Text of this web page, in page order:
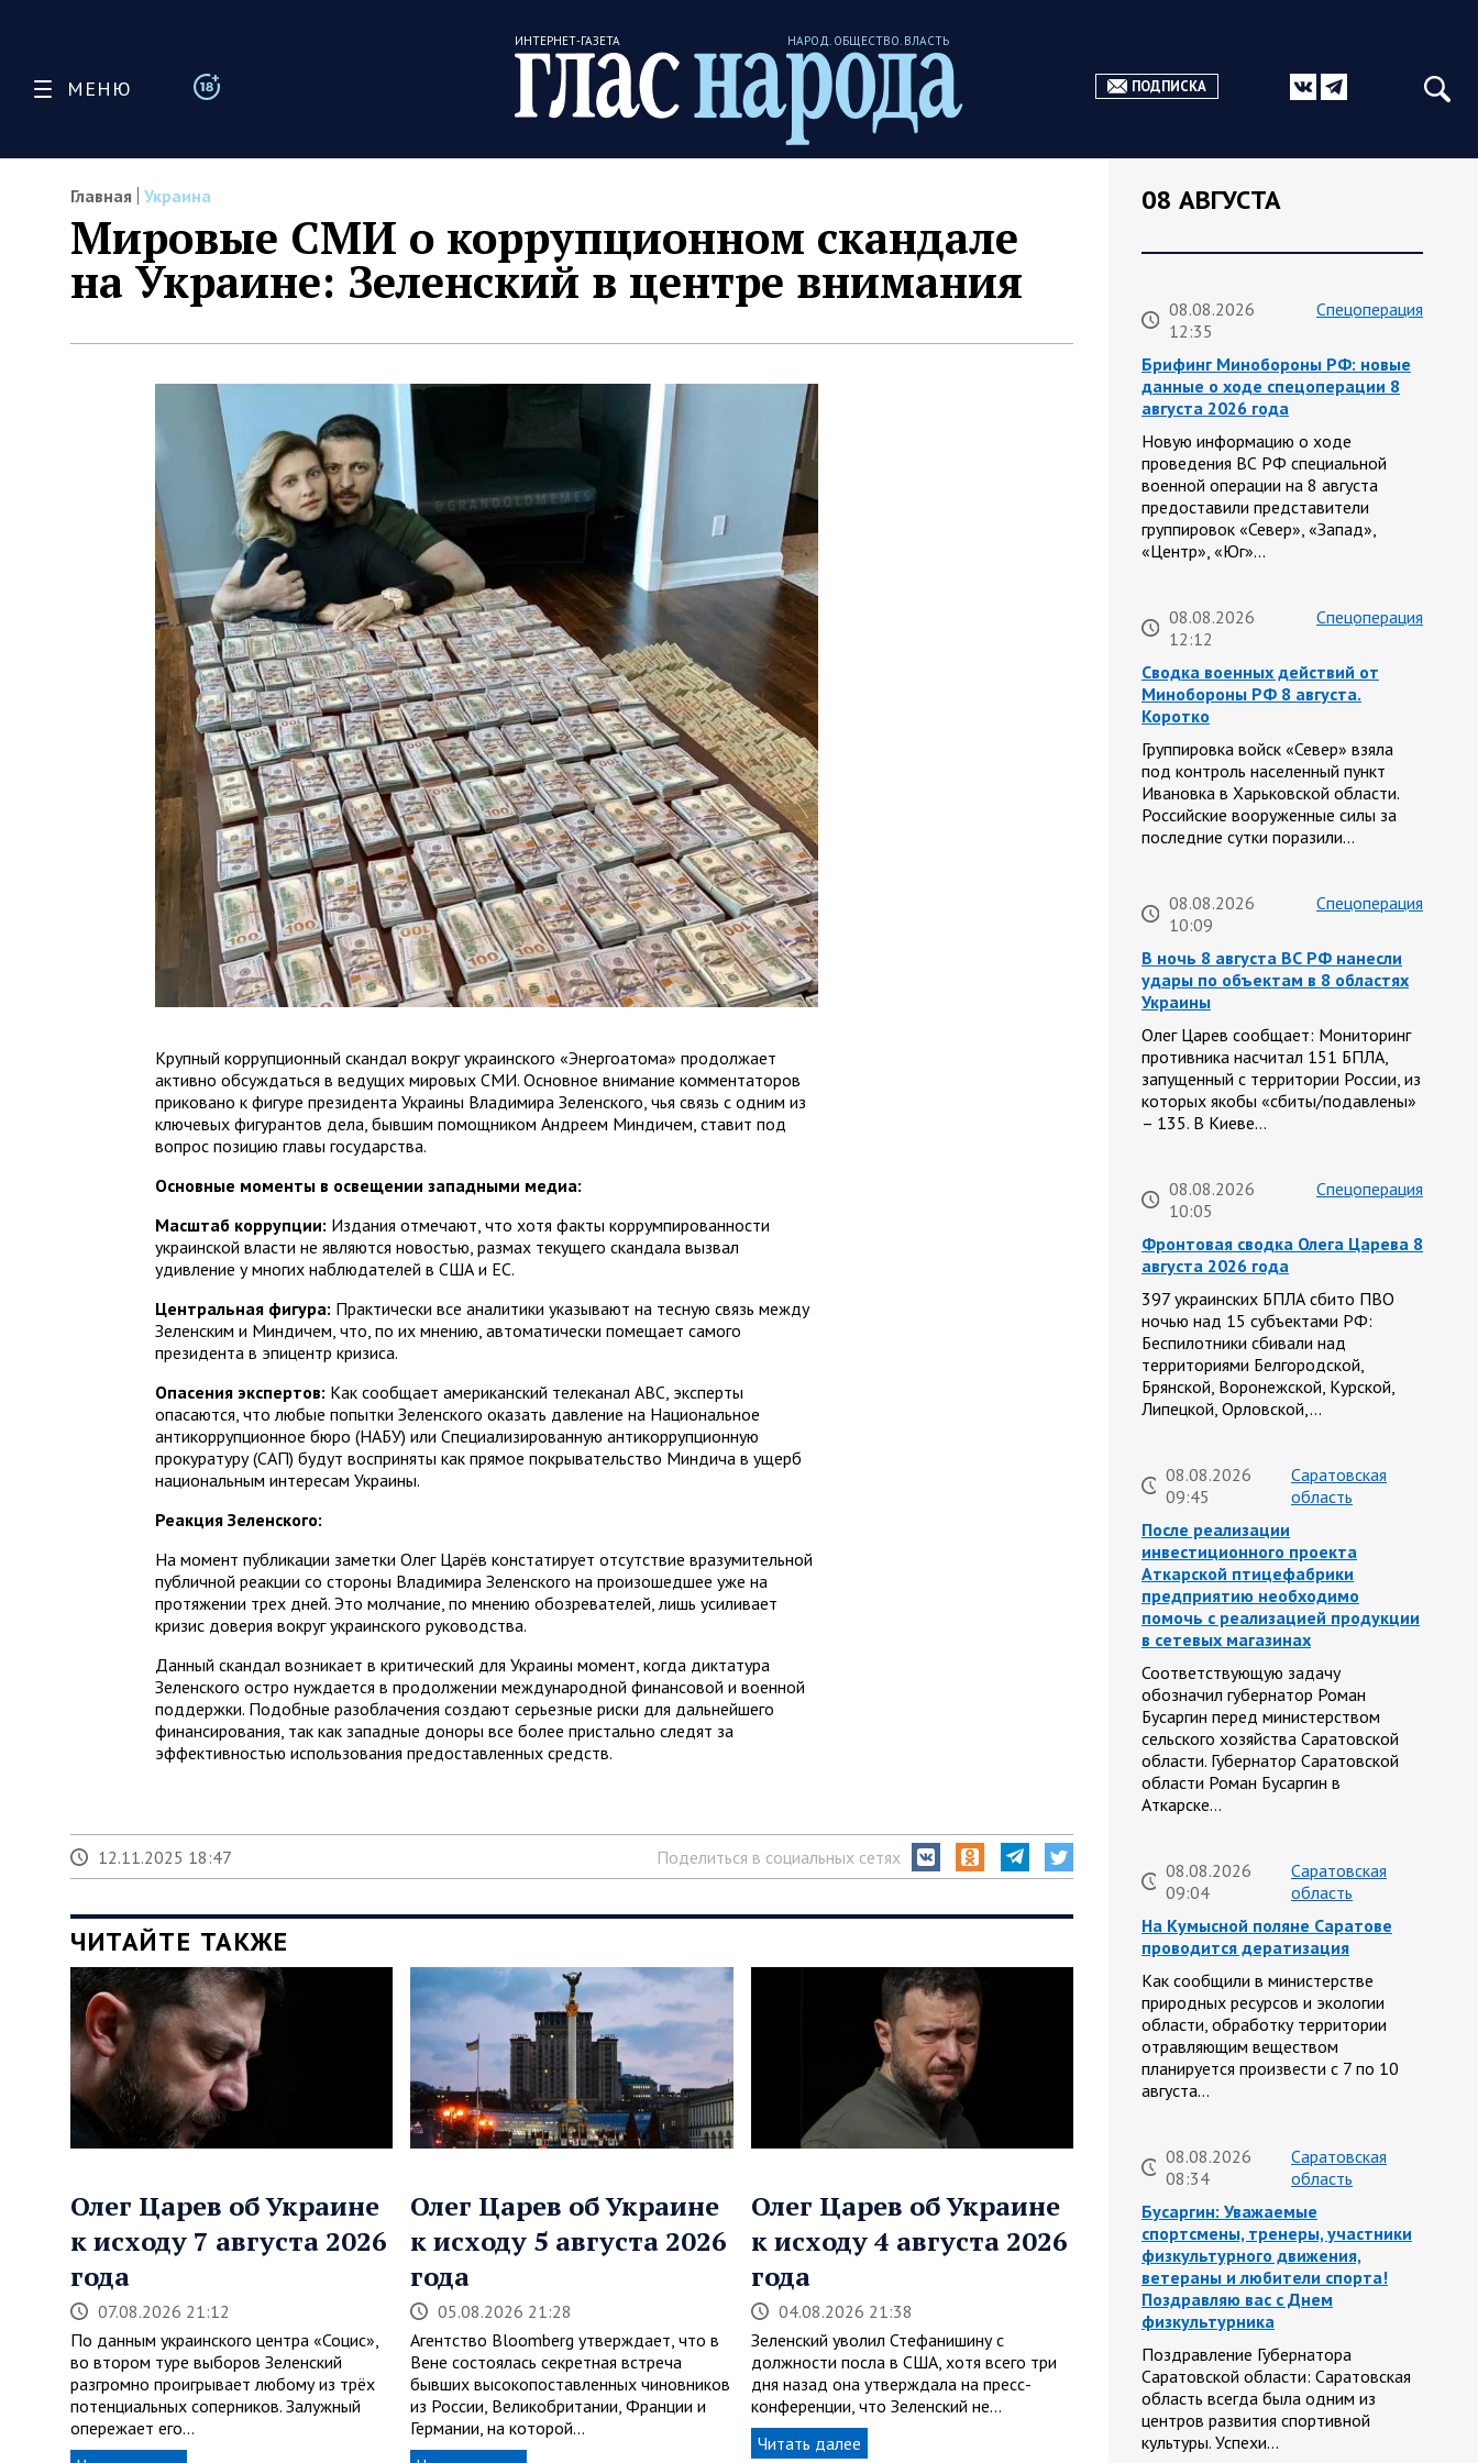
МЕНЮ
ИНТЕРНЕТ-ГАЗЕТА НАРОД. ОБЩЕСТВО. ВЛАСТЬ
ПОДПИСКА
Главная Украина
Мировые СМИ о коррупционном скандале
на Украине: Зеленский в центре внимания
Крупный коррупционный скандал вокруг украинского «Энергоатома» продолжает
активно обсуждаться в ведущих мировых СМИ. Основное внимание комментаторов
приковано к фигуре президента Украины Владимира Зеленского, чья связь с одним из
ключевых фигурантов дела, бывшим помощником Андреем Миндичем, ставит под
вопрос позицию главы государства.
Основные моменты в освещении западными медиа:
Масштаб коррупции: Издания отмечают, что хотя факты коррумпированности
украинской власти не являются новостью, размах текущего скандала вызвал
удивление у многих наблюдателей в США и ЕС.
Центральная фигура: Практически все аналитики указывают на тесную связь между
Зеленским и Миндичем, что, по их мнению, автоматически помещает самого
президента в эпицентр кризиса.
Опасения экспертов: Как сообщает американский телеканал ABC, эксперты
опасаются, что любые попытки Зеленского оказать давление на Национальное
антикоррупционное бюро (НАБУ) или Специализированную антикоррупционную
прокуратуру (САП) будут восприняты как прямое покрывательство Миндича в ущерб
национальным интересам Украины.
Реакция Зеленского:
На момент публикации заметки Олег Царёв констатирует отсутствие вразумительной
публичной реакции со стороны Владимира Зеленского на произошедшее уже на
протяжении трех дней. Это молчание, по мнению обозревателей, лишь усиливает
кризис доверия вокруг украинского руководства.
Данный скандал возникает в критический для Украины момент, когда диктатура
Зеленского остро нуждается в продолжении международной финансовой и военной
поддержки. Подобные разоблачения создают серьезные риски для дальнейшего
финансирования, так как западные доноры все более пристально следят за
эффективностью использования предоставленных средств.
12.11.2025 18:47 Поделиться в социальных сетях
ЧИТАЙТЕ ТАКЖЕ
Олег Царев об Украине
к исходу 7 августа 2026
года
07.08.2026 21:12
По данным украинского центра «Социс»,
во втором туре выборов Зеленский
разгромно проигрывает любому из трёх
потенциальных соперников. Залужный
опережает его…
Олег Царев об Украине
к исходу 5 августа 2026
года
05.08.2026 21:28
Агентство Bloomberg утверждает, что в
Вене состоялась секретная встреча
бывших высокопоставленных чиновников
из России, Великобритании, Франции и
Германии, на которой…
Олег Царев об Украине
к исходу 4 августа 2026
года
04.08.2026 21:38
Зеленский уволил Стефанишину с
должности посла в США, хотя всего три
дня назад она утверждала на пресс-
конференции, что Зеленский не…
Читать далее
08 АВГУСТА
08.08.2026
12:35
Спецоперация
Брифинг Минобороны РФ: новые
данные о ходе спецоперации 8
августа 2026 года
Новую информацию о ходе
проведения ВС РФ специальной
военной операции на 8 августа
предоставили представители
группировок «Север», «Запад»,
«Центр», «Юг»…
08.08.2026
12:12
Спецоперация
Сводка военных действий от
Минобороны РФ 8 августа.
Коротко
Группировка войск «Север» взяла
под контроль населенный пункт
Ивановка в Харьковской области.
Российские вооруженные силы за
последние сутки поразили…
08.08.2026
10:09
Спецоперация
В ночь 8 августа ВС РФ нанесли
удары по объектам в 8 областях
Украины
Олег Царев сообщает: Мониторинг
противника насчитал 151 БПЛА,
запущенный с территории России, из
которых якобы «сбиты/подавлены»
– 135. В Киеве…
08.08.2026
10:05
Спецоперация
Фронтовая сводка Олега Царева 8
августа 2026 года
397 украинских БПЛА сбито ПВО
ночью над 15 субъектами РФ:
Беспилотники сбивали над
территориями Белгородской,
Брянской, Воронежской, Курской,
Липецкой, Орловской,…
08.08.2026
09:45
Саратовская
область
После реализации
инвестиционного проекта
Аткарской птицефабрики
предприятию необходимо
помочь с реализацией продукции
в сетевых магазинах
Соответствующую задачу
обозначил губернатор Роман
Бусаргин перед министерством
сельского хозяйства Саратовской
области. Губернатор Саратовской
области Роман Бусаргин в
Аткарске…
08.08.2026
09:04
Саратовская
область
На Кумысной поляне Саратове
проводится дератизация
Как сообщили в министерстве
природных ресурсов и экологии
области, обработку территории
отравляющим веществом
планируется произвести с 7 по 10
августа…
08.08.2026
08:34
Саратовская
область
Бусаргин: Уважаемые
спортсмены, тренеры, участники
физкультурного движения,
ветераны и любители спорта!
Поздравляю вас с Днем
физкультурника
Поздравление Губернатора
Саратовской области: Саратовская
область всегда была одним из
центров развития спортивной
культуры. Успехи…